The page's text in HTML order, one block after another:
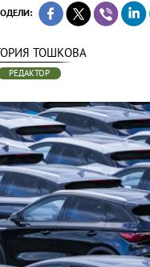
ТОШКОВА
РЕДАКТОР